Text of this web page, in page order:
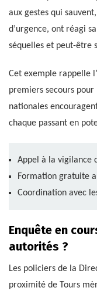
aux gestes qui
d’urgence, ont réagi
séquelles et peut-être
Cet exemple rappelle
premiers secours
nationales
chaque passant en
Appel à la vigilance
Formation gratuite
Coordination avec
Enquête en
autorités ?
Les policiers de la
proximité de Tours